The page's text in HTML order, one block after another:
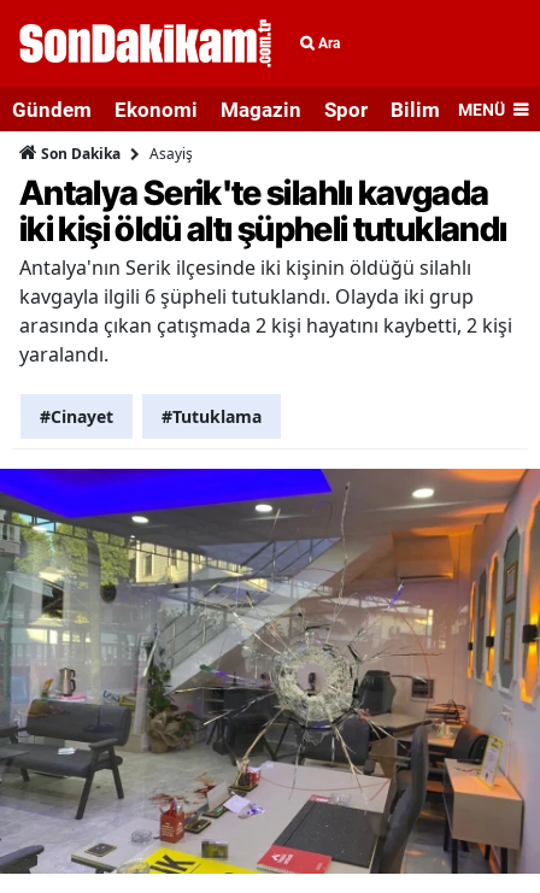
Ara
Gündem Ekonomi Magazin Spor Bilim veMENÜ
Son Dakika Asayiş
Antalya Serik'te silahlı kavgada
iki kişi öldü altı şüpheli tutuklandı
Antalya'nın Serik ilçesinde iki kişinin öldüğü silahlı
kavgayla ilgili 6 şüpheli tutuklandı. Olayda iki grup
arasında çıkan çatışmada 2 kişi hayatını kaybetti, 2 kişi
yaralandı.
#Cinayet #Tutuklama